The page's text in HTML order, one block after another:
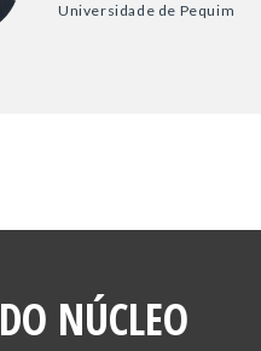
Universidade de Pequim
DO NÚCLEO